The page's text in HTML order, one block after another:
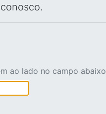
ao lado no campo abaixo